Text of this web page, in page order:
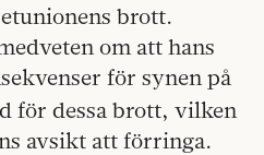
brott.
om att hans
för synen på
för dessa brott, vilken
avsikt att förringa.